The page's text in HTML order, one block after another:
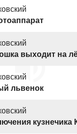
выходит на
львенок
кузнечика